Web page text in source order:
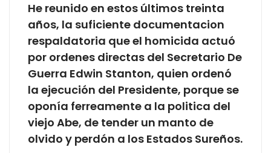
He reunido en estos últimos treinta
años, la suficiente documentacion
respaldatoria que el homicida actuó
por ordenes directas del Secretario De
Guerra Edwin Stanton, quien ordenó
la ejecución del Presidente, porque se
oponía ferreamente a la politica del
viejo Abe, de tender un manto de
olvido y perdón a los Estados Sureños.